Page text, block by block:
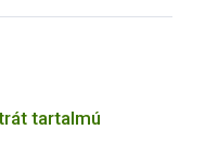
tartalmú